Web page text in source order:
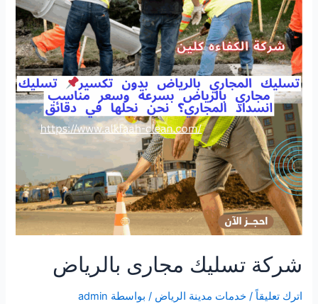
شركة تسليك مجارى بالرياض
اترك تعليقاً /خدمات مدينة الرياض / بواسطة admin